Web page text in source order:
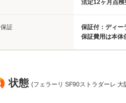
法定12ヶ月点
保証
保証付：ディ
保証費用は本体
状態 (フェラーリ SF90ストラダーレ 大